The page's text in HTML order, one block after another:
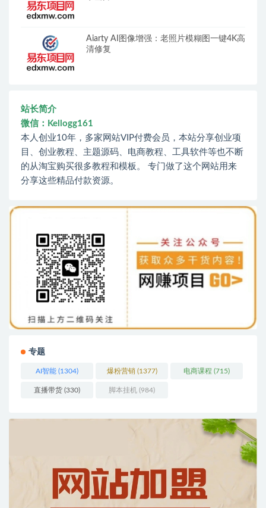
Aiarty AI图像增强：老照片模糊图一键4K高
清修复
站长简介
微信：Kellogg161
本人创业10年，多家网站VIP付费会员，本站分享创业项
目、创业教程、主题源码、电商教程、工具软件等也不断
的从淘宝购买很多教程和模板。 专门做了这个网站用来
分享这些精品付款资源。
专题
AI智能 (1304) 爆粉营销 (1377) 电商课程 (715)
直播带货 (330) 脚本挂机 (984)